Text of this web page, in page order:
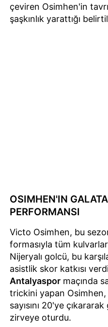
çeviren Osimhen'in
şaşkınlık yarattığı
OSIMHEN'IN
PERFORMANSI
Victo Osimhen, bu
formasıyla tüm
Nijeryalı golcü, bu
asistlik skor katkısı
Antalyaspor maçında
trickini yapan
sayısını 20'ye
zirveye oturdu.